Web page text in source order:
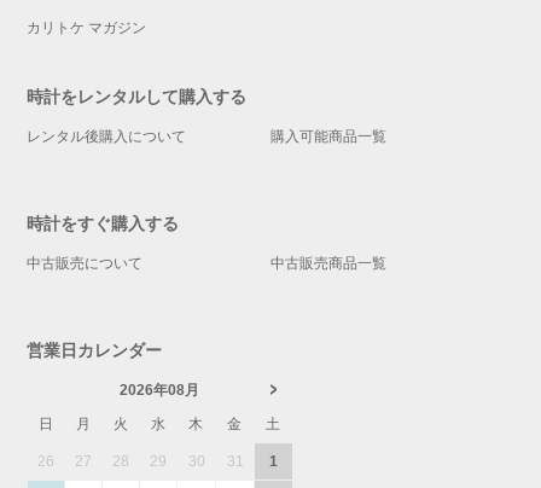
カリトケ マガジン
時計をレンタルして購入する
レンタル後購入について 購入可能商品一覧
時計をすぐ購入する
中古販売について 中古販売商品一覧
営業日カレンダー
2026年08月
日
月 火 水 木 金 土
26 27 28 29 30 31 1